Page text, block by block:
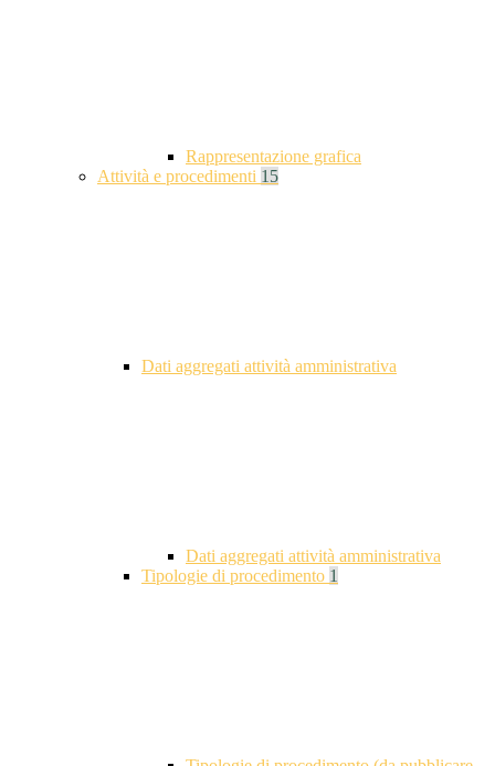
Rappresentazione grafica
Attività e procedimenti 15
Dati aggregati attività amministrativa
Dati aggregati attività amministrativa
Tipologie di procedimento 1